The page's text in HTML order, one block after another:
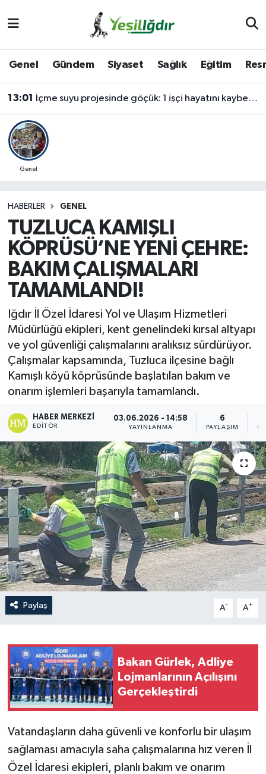
Genel Gündem Siyaset Sağlık Eğitim
13:01 İçme suyu projesinde göçük: 1 işçi hayatını kaybetti, 1'i ağır yaralı
Genel
HABERLER GENEL
TUZLUCA KAMIŞLI
KÖPRÜSÜ’NE YENİ ÇEHRE:
BAKIM ÇALIŞMALARI
TAMAMLANDI!
Iğdır İl Özel İdaresi Yol ve Ulaşım Hizmetleri
Müdürlüğü ekipleri, kent genelindeki kırsal altyapı
ve yol güvenliği çalışmalarını aralıksız sürdürüyor.
Çalışmalar kapsamında, Tuzluca ilçesine bağlı
Kamışlı köyü köprüsünde başlatılan bakım ve
onarım işlemleri başarıyla tamamlandı.
HABER MERKEZI
EDITÖR
03.06.2026 - 14:58
YAYINLANMA
6
PAYLAŞIM
Paylaş A- A+
Bakan Gürlek, Adliye
Lojmanlarının Açılışını
Gerçekleştirdi
Vatandaşların daha güvenli ve konforlu bir ulaşım
sağlaması amacıyla saha çalışmalarına hız veren İl
Özel İdaresi ekipleri, planlı bakım ve onarım
İğdir Namaz Vakitleri
Iğdır Trafik Yoğunluk Haritası
Süper Lig Puan Durumu ve Fikstür
Son Dakika Haberleri
Haber Arşivi